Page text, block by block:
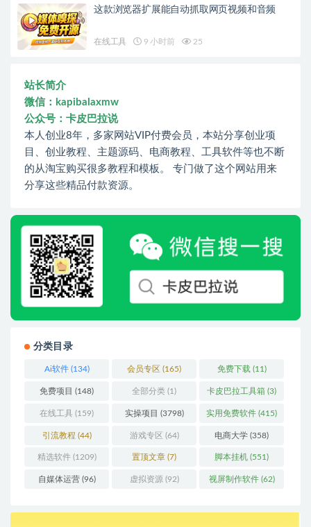
这款浏览器扩展能自动抓取网页视频和音频
在线工具 9 小时前 25
站长简介
微信：kapibalaxmw
公众号：卡皮巴拉说
本人创业8年，多家网站VIP付费会员，本站分享创业项
目、创业教程、主题源码、电商教程、工具软件等也不断
的从淘宝购买很多教程和模板。 专门做了这个网站用来
分享这些精品付款资源。
分类目录
Ai软件(134) 会员专区 (165) 免费下载 (11)
免费项目 (148) 全部分类 (1) 卡皮巴拉工具箱 (3)
在线工具 (159) 实操项目 (3798) 实用免费软件 (415)
引流教程 (44) 游戏专区 (64) 电商大学 (358)
精选软件(1209) 置顶文章 (7) 脚本挂机 (551)
自媒体运营(96) 虚拟资源 (92) 视屏制作软件(62)